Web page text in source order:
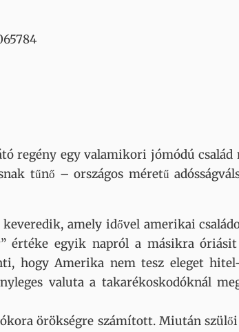
regény egy valamikori jómódú
tűnő – országos méretű
amely idővel amerikai
értéke egyik napról a másikra
hogy Amerika nem tesz eleget
valuta a takarékoskodóknál
örökségre számított. Miután